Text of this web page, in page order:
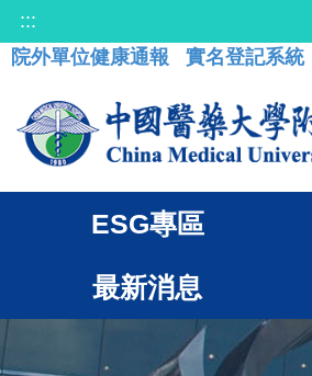
:::
院外單位健康通報
實名登記系統
ESG專區
最新消息